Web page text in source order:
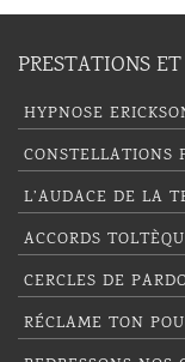
PRESTATIONS
HYPNOSE
CONSTELLATIONS
L’AUDACE DE LA
ACCORDS
CERCLES DE
RÉCLAME TON